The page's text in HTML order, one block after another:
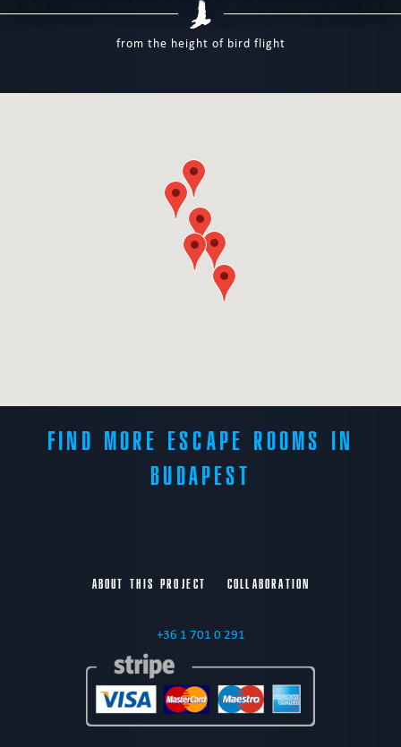
from the height of bird flight
FIND MORE ESCAPE ROOMS IN
BUDAPEST
ABOUT THIS PROJECT COLLABORATION
+36 1 701 0 291